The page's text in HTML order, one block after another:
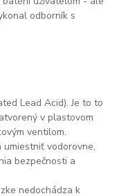
odborník s
Lead Acid). Je to to
v plastovom
ventilom.
vodorovne,
bezpečnosti a
nedochádza k